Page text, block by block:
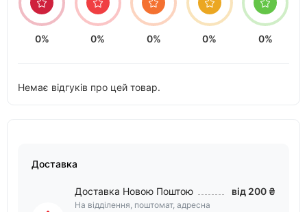
0% 0% 0% 0% 0%
Немає відгуків про цей товар.
Доставка
Доставка Новою Поштою
На відділення, поштомат, адресна
від 200 ₴